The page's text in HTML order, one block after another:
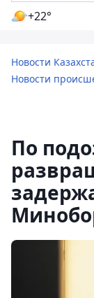
+22°
Новости
Новости
По